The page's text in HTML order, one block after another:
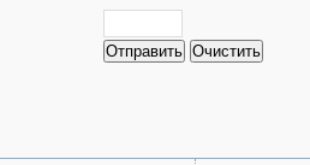
Отправить Очистить